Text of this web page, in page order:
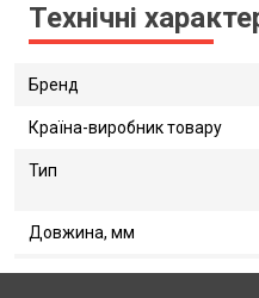
Технічні
Бренд
Країна-виробник товару
Тип
Довжина, мм